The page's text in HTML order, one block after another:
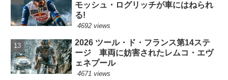
モッシュ・ログリッチが車にはねられ
る!
4692 views
2026 ツール・ド・フランス第14ステ
ージ 車両に妨害されたレムコ・エヴ
ェネプール
4671 views